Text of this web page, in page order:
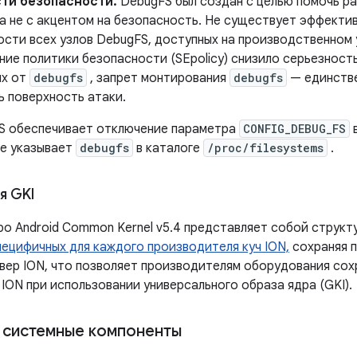
не с акцентом на безопасность. Не существует
всех узлов DebugFS, доступных на
политики безопасности (SEpolicy) снизило
от debugfs , запрет монтирования debugfs —
поверхность атаки.
обеспечивает отключение параметра CONFIG_DEBUG_FS
указывает debugfs в каталоге /proc/filesystems .
GKI
​​Android Common Kernel v5.4 представляет собой
для каждого производителя куч ION, сохраняя
ION, что позволяет производителям оборудования
при использовании универсального образа ядра (GKI).
компоненты